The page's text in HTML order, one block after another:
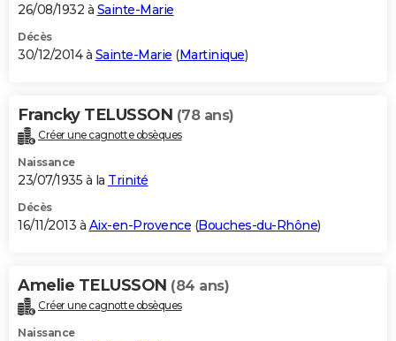
26/08/1932 à Sainte-Marie
Décès
30/12/2014 à Sainte-Marie (Martinique)
Francky TELUSSON (78 ans)
Créer une cagnotte obsèques
Naissance
23/07/1935 à la Trinité
Décès
16/11/2013 à Aix-en-Provence (Bouches-du-Rhône)
Amelie TELUSSON (84 ans)
Créer une cagnotte obsèques
Naissance